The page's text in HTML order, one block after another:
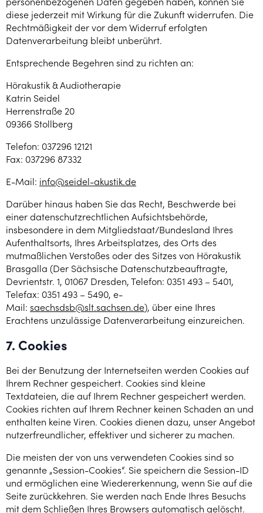
diese jederzeit mit Wirkung für die Zukunft widerrufen. Die
Rechtmäßigkeit der vor dem Widerruf erfolgten
Datenverarbeitung bleibt unberührt.
Entsprechende Begehren sind zu richten an:
Hörakustik & Audiotherapie
Katrin Seidel
Herrenstraße 20
09366 Stollberg
Telefon: 037296 12121
Fax: 037296 87332
E-Mail: info@seidel-akustik.de
Darüber hinaus haben Sie das Recht, Beschwerde bei
einer datenschutzrechtlichen Aufsichtsbehörde,
insbesondere in dem Mitgliedstaat/Bundesland Ihres
Aufenthaltsorts, Ihres Arbeitsplatzes, des Orts des
mutmaßlichen Verstoßes oder des Sitzes von Hörakustik
Brasgalla (Der Sächsische Datenschutzbeauftragte,
Devrientstr. 1, 01067 Dresden, Telefon: 0351 493 – 5401,
Telefax: 0351 493 – 5490, e-
Mail: saechsdsb@slt.sachsen.de), über eine Ihres
Erachtens unzulässige Datenverarbeitung einzureichen.
7. Cookies
Bei der Benutzung der Internetseiten werden Cookies auf
Ihrem Rechner gespeichert. Cookies sind kleine
Textdateien, die auf Ihrem Rechner gespeichert werden.
Cookies richten auf Ihrem Rechner keinen Schaden an und
enthalten keine Viren. Cookies dienen dazu, unser Angebot
nutzerfreundlicher, effektiver und sicherer zu machen.
Die meisten der von uns verwendeten Cookies sind so
genannte „Session-Cookies“. Sie speichern die Session-ID
und ermöglichen eine Wiedererkennung, wenn Sie auf die
Seite zurückkehren. Sie werden nach Ende Ihres Besuchs
mit dem Schließen Ihres Browsers automatisch gelöscht.